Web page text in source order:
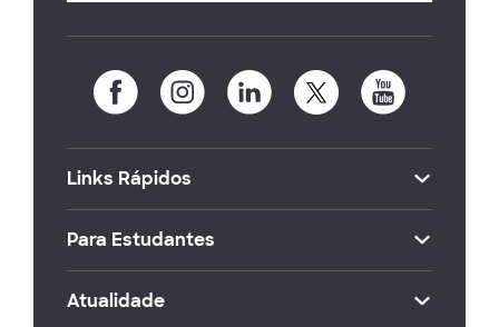
Links Rápidos
Para Estudantes
Atualidade